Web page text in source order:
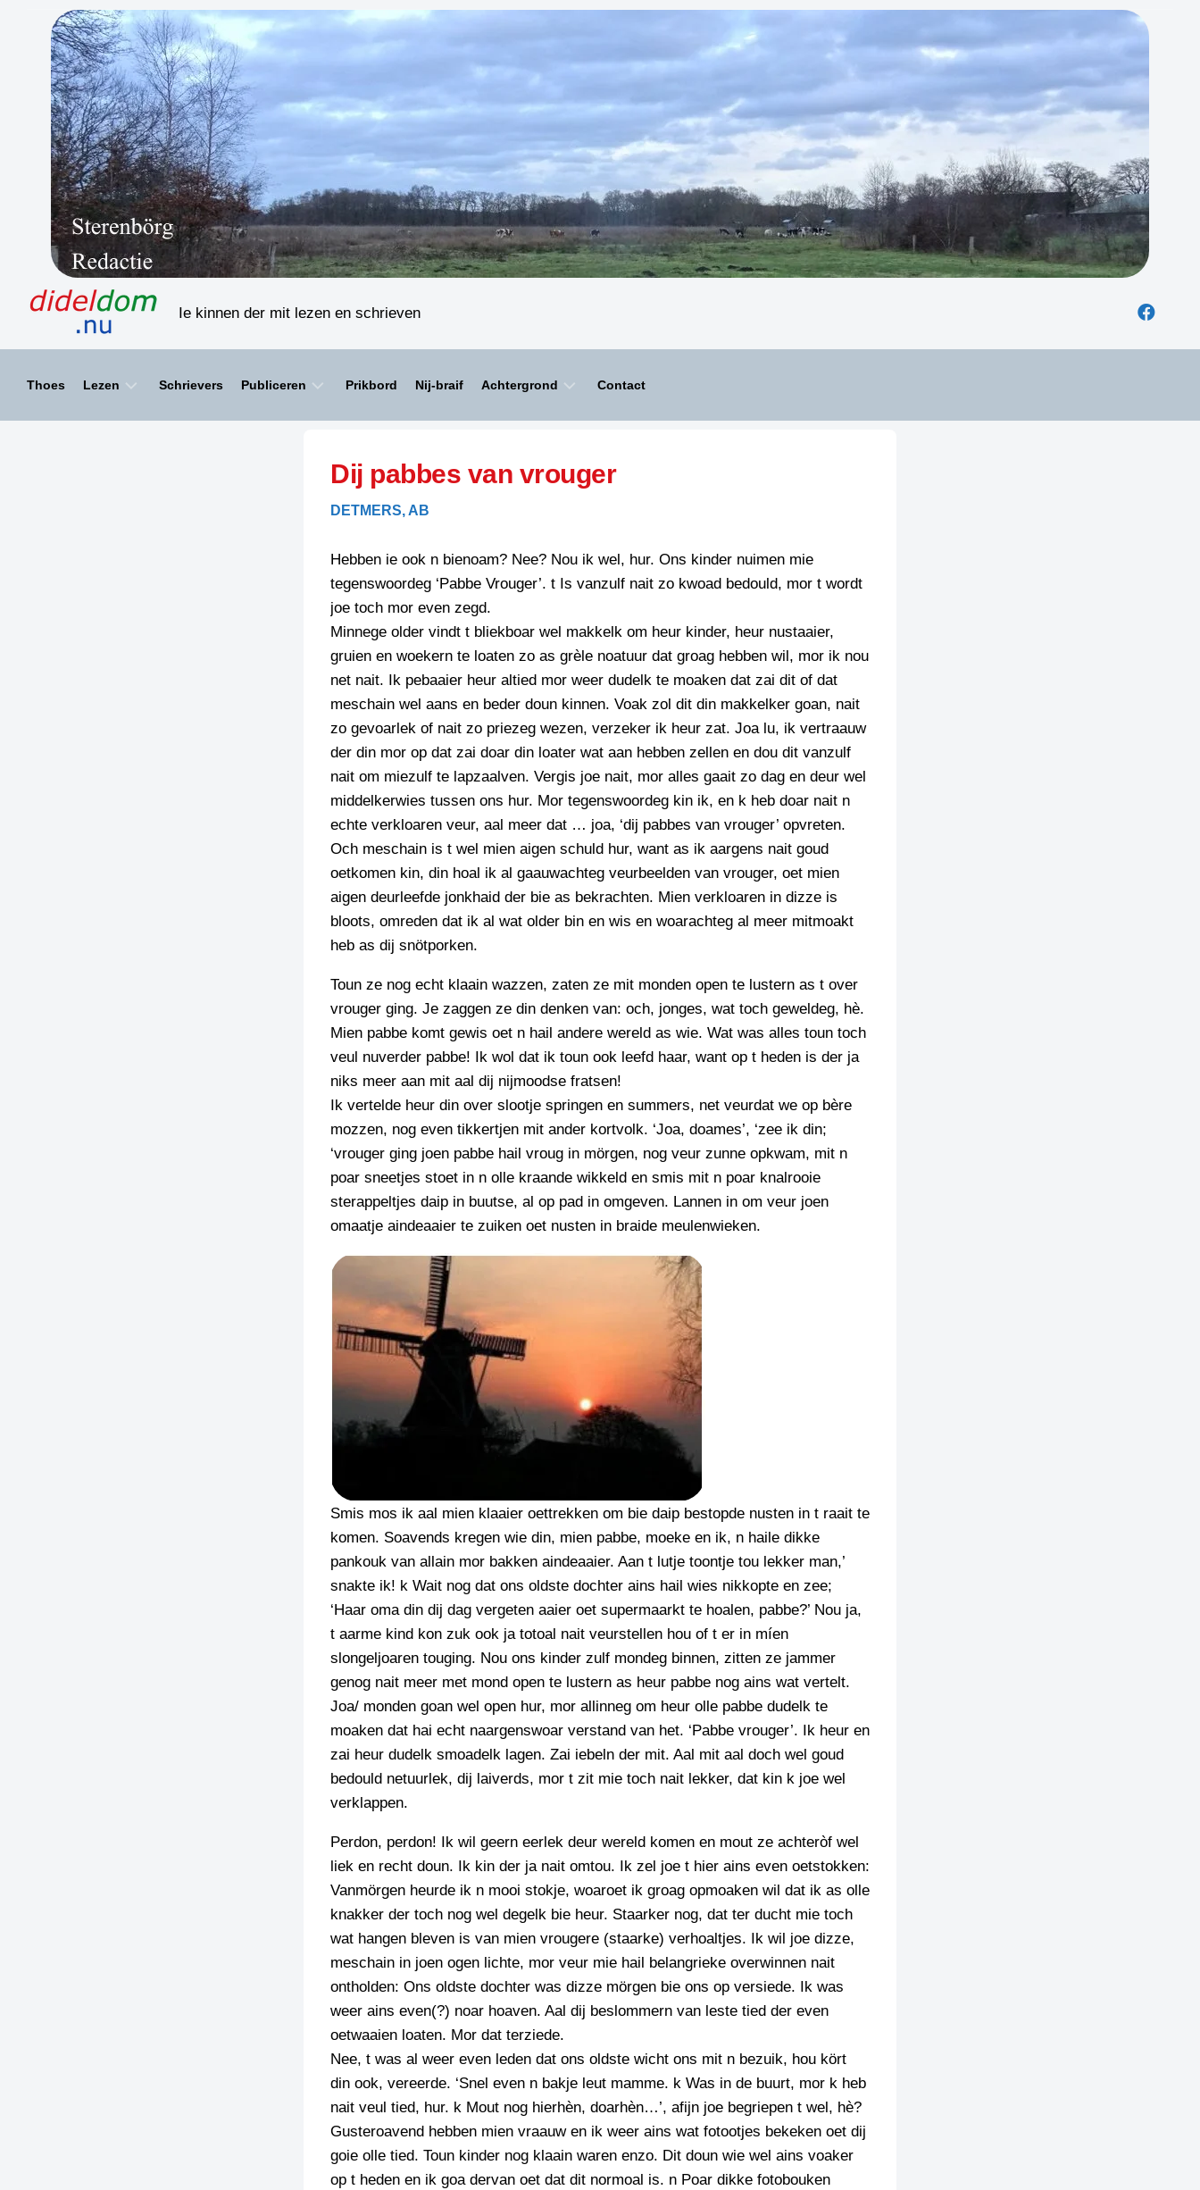
Ie kinnen der mit lezen en schrieven
Thoes Lezen
HAIKU’S
LIMERICKS
LUUSTERN
SCHRIEFWEDSTRIED
FLYER
INZENDENS
PERSBERICHT
SCHRIEFWEDSTRIED
INZENDENS
PERSBERICHT
SCHRIEFWEDSTRIED
SCHRIEFWEDSTRIED
FLYER
STRIPS
TIEDSCHRIFT
KREUZE
VERHOALEN
BIENOAMEN
LEGENDEN
RECEPTEN
SPREUKEN
VEURDRACHTEN
Schrievers Publiceren
SPELLENSCONTROLE
SCHRIEFREGELS
Prikbord Nij-braif Achtergrond
KREUZE
Contact
Dij pabbes van vrouger
DETMERS, AB
Hebben ie ook n bienoam? Nee? Nou ik wel, hur. Ons kinder nuimen mie
tegenswoordeg ‘Pabbe Vrouger’. t Is vanzulf nait zo kwoad bedould, mor t wordt
joe toch mor even zegd.
Minnege older vindt t bliekboar wel makkelk om heur kinder, heur nustaaier,
gruien en woekern te loaten zo as grèle noatuur dat groag hebben wil, mor ik nou
net nait. Ik pebaaier heur altied mor weer dudelk te moaken dat zai dit of dat
meschain wel aans en beder doun kinnen. Voak zol dit din makkelker goan, nait
zo gevoarlek of nait zo priezeg wezen, verzeker ik heur zat. Joa lu, ik vertraauw
der din mor op dat zai doar din loater wat aan hebben zellen en dou dit vanzulf
nait om miezulf te lapzaalven. Vergis joe nait, mor alles gaait zo dag en deur wel
middelkerwies tussen ons hur. Mor tegenswoordeg kin ik, en k heb doar nait n
echte verkloaren veur, aal meer dat … joa, ‘dij pabbes van vrouger’ opvreten.
Och meschain is t wel mien aigen schuld hur, want as ik aargens nait goud
oetkomen kin, din hoal ik al gaauwachteg veurbeelden van vrouger, oet mien
aigen deurleefde jonkhaid der bie as bekrachten. Mien verkloaren in dizze is
bloots, omreden dat ik al wat older bin en wis en woarachteg al meer mitmoakt
heb as dij snötporken.
Toun ze nog echt klaain wazzen, zaten ze mit monden open te lustern as t over
vrouger ging. Je zaggen ze din denken van: och, jonges, wat toch geweldeg, hè.
Mien pabbe komt gewis oet n hail andere wereld as wie. Wat was alles toun toch
veul nuverder pabbe! Ik wol dat ik toun ook leefd haar, want op t heden is der ja
niks meer aan mit aal dij nijmoodse fratsen!
Ik vertelde heur din over slootje springen en summers, net veurdat we op bère
mozzen, nog even tikkertjen mit ander kortvolk. ‘Joa, doames’, ‘zee ik din;
‘vrouger ging joen pabbe hail vroug in mörgen, nog veur zunne opkwam, mit n
poar sneetjes stoet in n olle kraande wikkeld en smis mit n poar knalrooie
sterappeltjes daip in buutse, al op pad in omgeven. Lannen in om veur joen
omaatje aindeaaier te zuiken oet nusten in braide meulenwieken.
Smis mos ik aal mien klaaier oettrekken om bie daip bestopde nusten in t raait te
komen. Soavends kregen wie din, mien pabbe, moeke en ik, n haile dikke
pankouk van allain mor bakken aindeaaier. Aan t lutje toontje tou lekker man,’
snakte ik! k Wait nog dat ons oldste dochter ains hail wies nikkopte en zee;
‘Haar oma din dij dag vergeten aaier oet supermaarkt te hoalen, pabbe?’ Nou ja,
t aarme kind kon zuk ook ja totoal nait veurstellen hou of t er in míen
slongeljoaren touging. Nou ons kinder zulf mondeg binnen, zitten ze jammer
genog nait meer met mond open te lustern as heur pabbe nog ains wat vertelt.
Joa/ monden goan wel open hur, mor allinneg om heur olle pabbe dudelk te
moaken dat hai echt naargenswoar verstand van het. ‘Pabbe vrouger’. Ik heur en
zai heur dudelk smoadelk lagen. Zai iebeln der mit. Aal mit aal doch wel goud
bedould netuurlek, dij laiverds, mor t zit mie toch nait lekker, dat kin k joe wel
verklappen.
Perdon, perdon! Ik wil geern eerlek deur wereld komen en mout ze achteròf wel
liek en recht doun. Ik kin der ja nait omtou. Ik zel joe t hier ains even oetstokken:
Vanmörgen heurde ik n mooi stokje, woaroet ik groag opmoaken wil dat ik as olle
knakker der toch nog wel degelk bie heur. Staarker nog, dat ter ducht mie toch
wat hangen bleven is van mien vrougere (staarke) verhoaltjes. Ik wil joe dizze,
meschain in joen ogen lichte, mor veur mie hail belangrieke overwinnen nait
ontholden: Ons oldste dochter was dizze mörgen bie ons op versiede. Ik was
weer ains even(?) noar hoaven. Aal dij beslommern van leste tied der even
oetwaaien loaten. Mor dat terziede.
Nee, t was al weer even leden dat ons oldste wicht ons mit n bezuik, hou kört
din ook, vereerde. ‘Snel even n bakje leut mamme. k Was in de buurt, mor k heb
nait veul tied, hur. k Mout nog hierhèn, doarhèn…’, afijn joe begriepen t wel, hè?
Gusteroavend hebben mien vraauw en ik weer ains wat fotootjes bekeken oet dij
goie olle tied. Toun kinder nog klaain waren enzo. Dit doun wie wel ains voaker
op t heden en ik goa dervan oet dat dit normoal is. n Poar dikke fotobouken